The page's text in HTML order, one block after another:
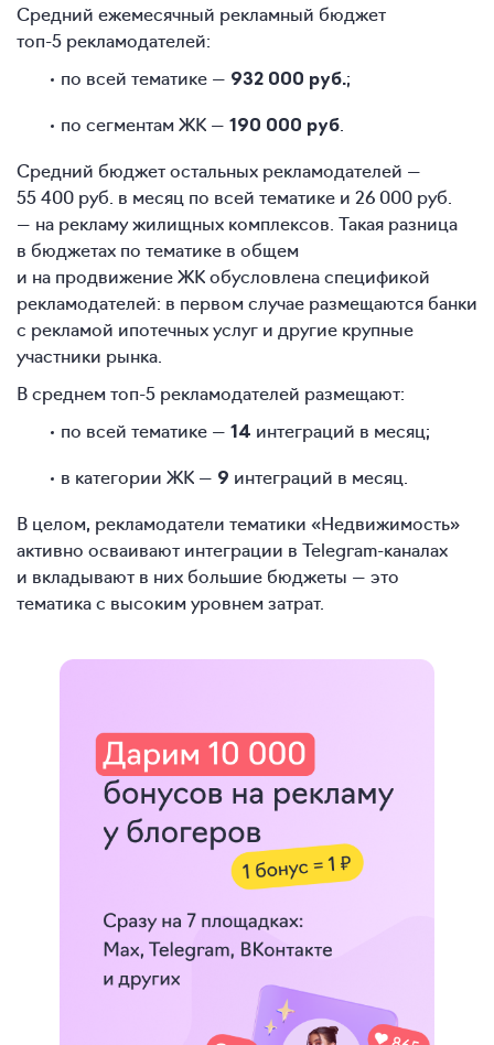
Средний ежемесячный рекламный бюджет
топ-5 рекламодателей:
по всей тематике — 932 000 руб.;
по сегментам ЖК — 190 000 руб
Средний бюджет остальных рекламодателей —
55 400 руб. в месяц по всей тематике и 26 000 руб.
— на рекламу жилищных комплексов. Такая разница
в бюджетах по тематике в общем
и на продвижение ЖК обусловлена спецификой
рекламодателей: в первом случае размещаются банки
с рекламой ипотечных услуг и другие крупные
участники рынка.
В среднем топ-5 рекламодателей размещают:
по всей тематике — 14 интеграций в месяц;
в категории ЖК — 9 интеграций в месяц.
В целом, рекламодатели тематики «Недвижимость»
активно осваивают интеграции в Telegram-каналах
и вкладывают в них большие бюджеты — это
тематика с высоким уровнем затрат.